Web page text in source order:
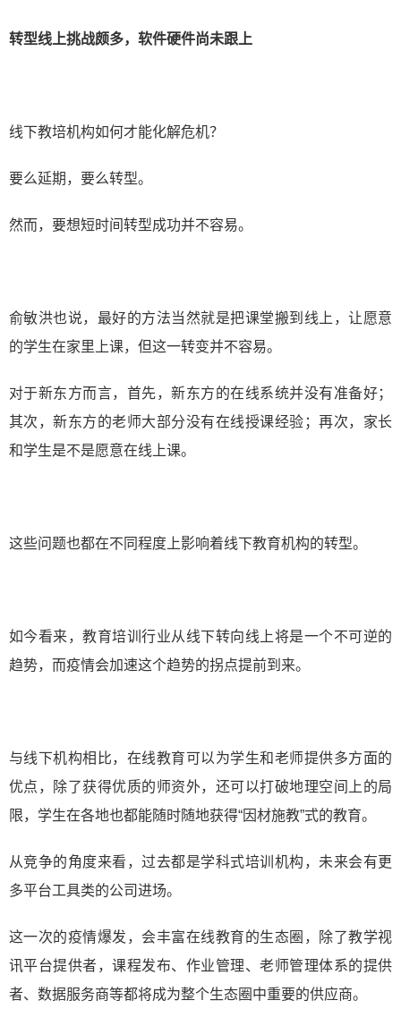
转型线上挑战颇多，软件硬件尚未跟上
线下教培机构如何才能化解危机？
要么延期，要么转型。
然而，要想短时间转型成功并不容易。
俞敏洪也说，最好的方法当然就是把课堂搬到线上，让愿意
的学生在家里上课，但这一转变并不容易。
对于新东方而言，首先，新东方的在线系统并没有准备好；
其次，新东方的老师大部分没有在线授课经验；再次，家长
和学生是不是愿意在线上课。
这些问题也都在不同程度上影响着线下教育机构的转型。
如今看来，教育培训行业从线下转向线上将是一个不可逆的
趋势，而疫情会加速这个趋势的拐点提前到来。
与线下机构相比，在线教育可以为学生和老师提供多方面的
优点，除了获得优质的师资外，还可以打破地理空间上的局
限，学生在各地也都能随时随地获得“因材施教”式的教育。
从竞争的角度来看，过去都是学科式培训机构，未来会有更
多平台工具类的公司进场。
这一次的疫情爆发，会丰富在线教育的生态圈，除了教学视
讯平台提供者，课程发布、作业管理、老师管理体系的提供
者、数据服务商等都将成为整个生态圈中重要的供应商。